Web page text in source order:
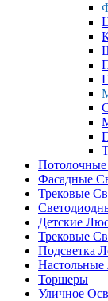
Фасадные
Трековые
Детские
Трековые
Подсветка
Торшеры
Уличное